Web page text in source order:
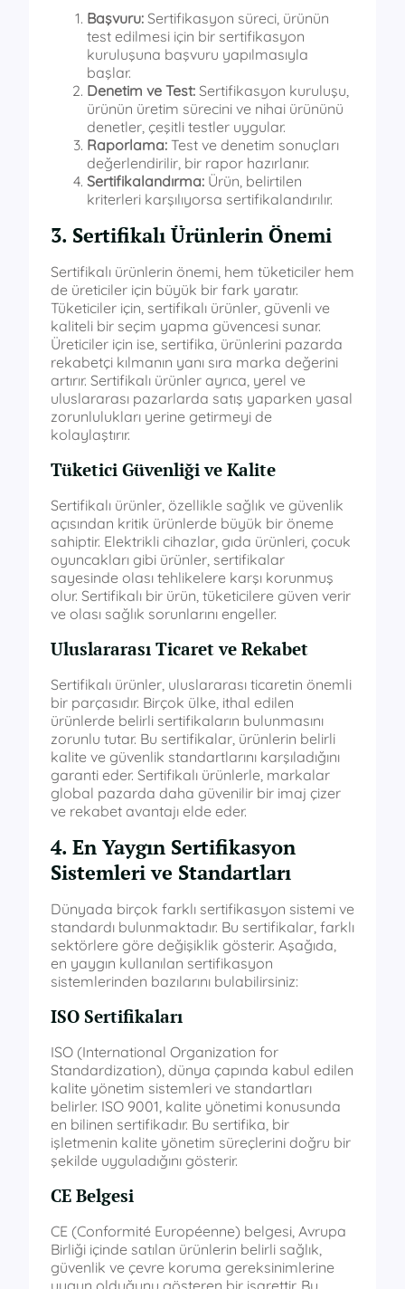
Başvuru: Sertifikasyon süreci, ürünün
test edilmesi için bir sertifikasyon
kuruluşuna başvuru yapılmasıyla
başlar.
Denetim ve Test: Sertifikasyon kuruluşu,
ürünün üretim sürecini ve nihai ürününü
denetler, çeşitli testler uygular.
Raporlama: Test ve denetim sonuçları
değerlendirilir, bir rapor hazırlanır.
Sertifikalandırma: Ürün, belirtilen
kriterleri karşılıyorsa sertifikalandırılır.
3. Sertifikalı Ürünlerin Önemi
Sertifikalı ürünlerin önemi, hem tüketiciler hem
de üreticiler için büyük bir fark yaratır.
Tüketiciler için, sertifikalı ürünler, güvenli ve
kaliteli bir seçim yapma güvencesi sunar.
Üreticiler için ise, sertifika, ürünlerini pazarda
rekabetçi kılmanın yanı sıra marka değerini
artırır. Sertifikalı ürünler ayrıca, yerel ve
uluslararası pazarlarda satış yaparken yasal
zorunlulukları yerine getirmeyi de
kolaylaştırır.
Tüketici Güvenliği ve Kalite
Sertifikalı ürünler, özellikle sağlık ve güvenlik
açısından kritik ürünlerde büyük bir öneme
sahiptir. Elektrikli cihazlar, gıda ürünleri, çocuk
oyuncakları gibi ürünler, sertifikalar
sayesinde olası tehlikelere karşı korunmuş
olur. Sertifikalı bir ürün, tüketicilere güven verir
ve olası sağlık sorunlarını engeller.
Uluslararası Ticaret ve Rekabet
Sertifikalı ürünler, uluslararası ticaretin önemli
bir parçasıdır. Birçok ülke, ithal edilen
ürünlerde belirli sertifikaların bulunmasını
zorunlu tutar. Bu sertifikalar, ürünlerin belirli
kalite ve güvenlik standartlarını karşıladığını
garanti eder. Sertifikalı ürünlerle, markalar
global pazarda daha güvenilir bir imaj çizer
ve rekabet avantajı elde eder.
4. En Yaygın Sertifikasyon
Sistemleri ve Standartları
Dünyada birçok farklı sertifikasyon sistemi ve
standardı bulunmaktadır. Bu sertifikalar, farklı
sektörlere göre değişiklik gösterir. Aşağıda,
en yaygın kullanılan sertifikasyon
sistemlerinden bazılarını bulabilirsiniz:
ISO Sertifikaları
ISO (International Organization for
Standardization), dünya çapında kabul edilen
kalite yönetim sistemleri ve standartları
belirler. ISO 9001, kalite yönetimi konusunda
en bilinen sertifikadır. Bu sertifika, bir
işletmenin kalite yönetim süreçlerini doğru bir
şekilde uyguladığını gösterir.
CE Belgesi
CE (Conformité Européenne) belgesi, Avrupa
Birliği içinde satılan ürünlerin belirli sağlık,
güvenlik ve çevre koruma gereksinimlerine